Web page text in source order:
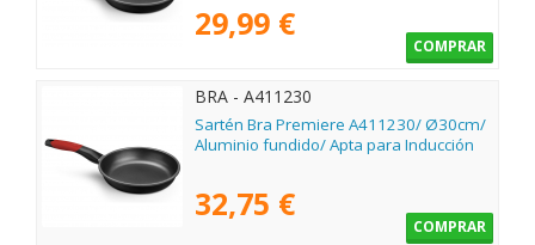
29,99 €
COMPRAR
BRA - A411230
Sartén Bra Premiere A411230/ Ø30cm/
Aluminio fundido/ Apta para Inducción
32,75 €
COMPRAR